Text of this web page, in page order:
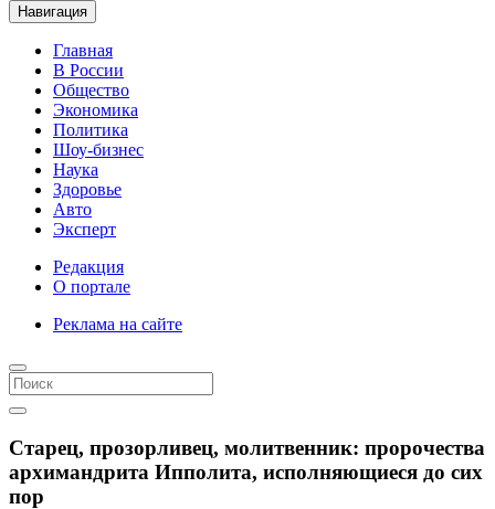
Навигация
Главная
В России
Общество
Экономика
Политика
Шоу-бизнес
Наука
Здоровье
Авто
Эксперт
Редакция
О портале
Реклама на сайте
Старец, прозорливец, молитвенник: пророчества
архимандрита Ипполита, исполняющиеся до сих
пор